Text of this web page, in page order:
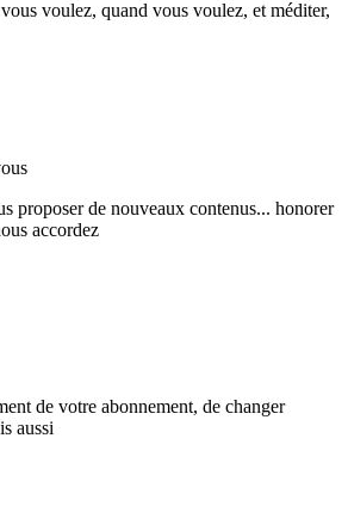
voulez, quand vous voulez, et méditer,
proposer de nouveaux contenus... honorer
accordez
de votre abonnement, de changer
aussi